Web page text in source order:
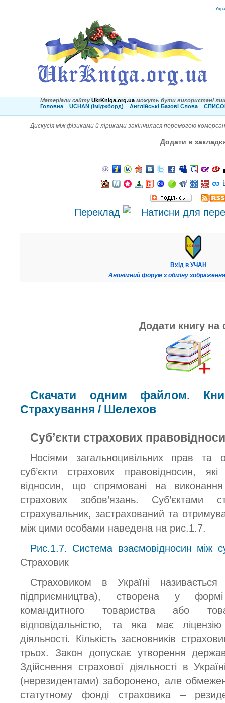
Матеріали сайту UkrKniga.org.ua можуть бути використані
Головна
UCHAN (іміджборд) Англійські Базові Слова
Дискусія між фізиками й ліриками закінчилася перемогою
Додати в
Переклад
Вхід в УЧАН
Анонімний форум з обміну
Додати книгу на
Скачати одним файлом.
Страхування / Шелехов
Суб’єкти страхових
Носіями загальноцивільних прав та
суб’єкти страхових правовідносин,
відносин, що спрямовані на
страхових зобов’язань. Суб’єктами
страхувальник, застрахований та
між цими особами наведена на рис.1.7.
Рис.1.7. Система взаємовідносин між
Страховик
Страховиком в Україні
підприємництва), створена у формі
командитного товариства або
відповідальністю, та яка має
діяльності. Кількість засновників
трьох. Закон допускає утворення
Здійснення страхової діяльності в
(нерезидентами) заборонено, але
статутному фонді страховика –